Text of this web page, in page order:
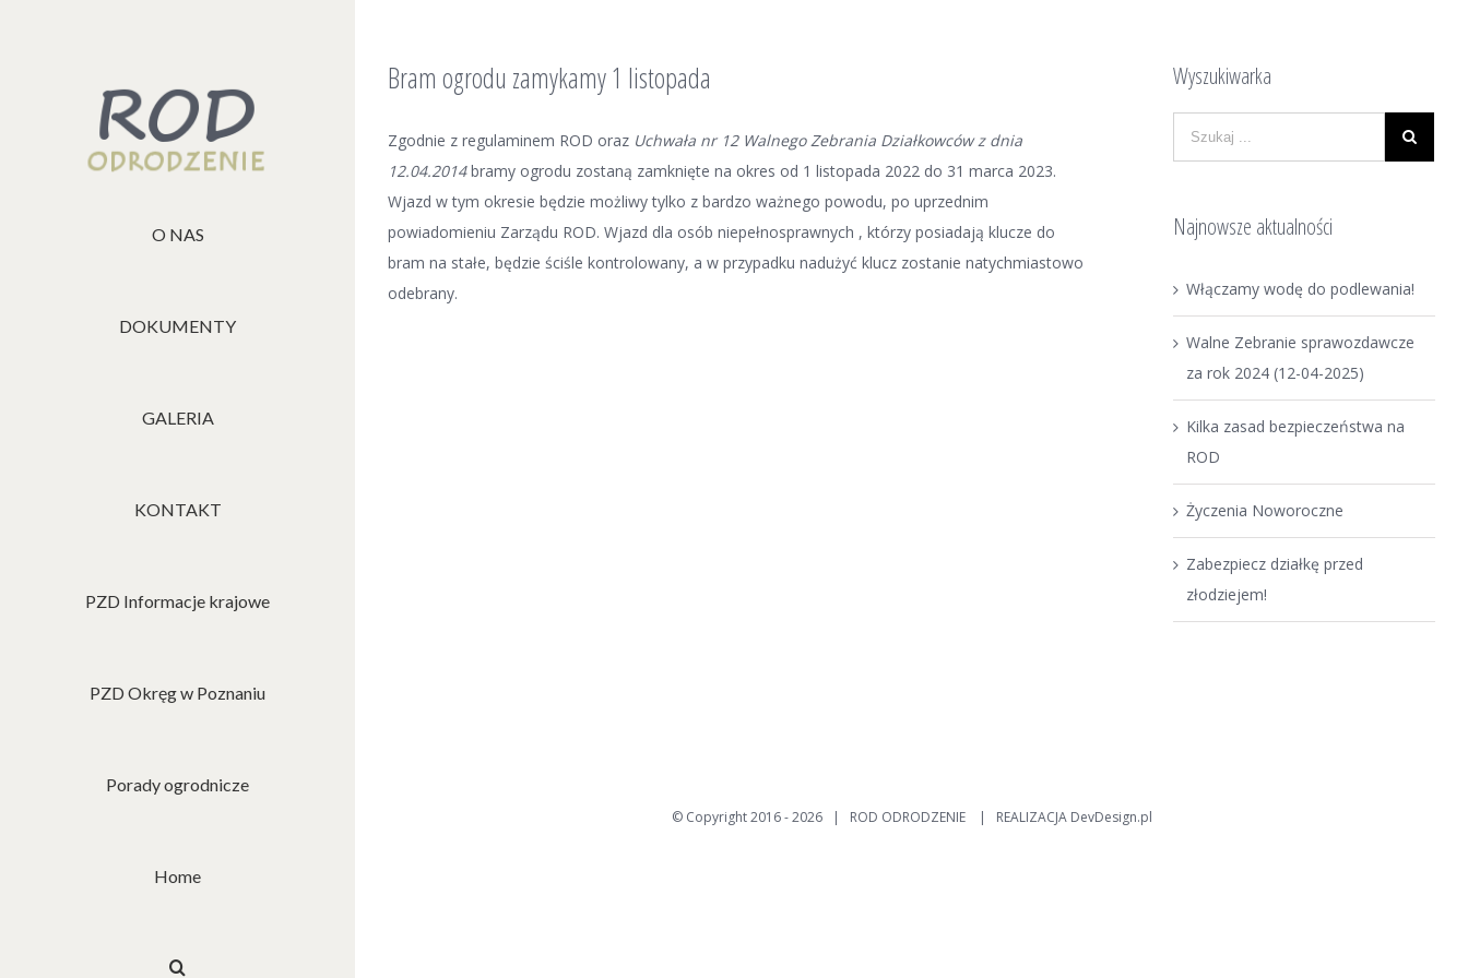
O NAS
DOKUMENTY
GALERIA
KONTAKT
PZD Informacje krajowe
PZD Okręg w Poznaniu
Porady ogrodnicze
Home
Bram ogrodu zamykamy 1 listopada
Zgodnie z regulaminem ROD oraz Uchwała nr 12 Walnego Zebrania Działkowców z dnia
12.04.2014bramy ogrodu zostaną zamknięte na okres od 1 listopada 2022 do 31 marca 2023.
Wjazd w tym okresie będzie możliwy tylko z bardzo ważnego powodu, po uprzednim
powiadomieniu Zarządu ROD. Wjazd dla osób niepełnosprawnych , którzy posiadają klucze do
bram na stałe, będzie ściśle kontrolowany, a w przypadku nadużyć klucz zostanie natychmiastowo
odebrany.
Wyszukiwarka
Najnowsze aktualności
Włączamy wodę do podlewania!
Walne Zebranie sprawozdawcze
za rok 2024 (12-04-2025)
Kilka zasad bezpieczeństwa na
ROD
Życzenia Noworoczne
Zabezpiecz działkę przed
złodziejem!
© Copyright 2016 -2026 | ROD ODRODZENIE | REALIZACJA DevDesign.pl